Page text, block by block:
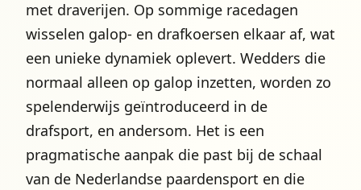
met draverijen. Op sommige racedagen
wisselen galop- en drafkoersen elkaar af, wat
een unieke dynamiek oplevert. Wedders die
normaal alleen op galop inzetten, worden zo
spelenderwijs geïntroduceerd in de
drafsport, en andersom. Het is een
pragmatische aanpak die past bij de schaal
van de Nederlandse paardensport en die